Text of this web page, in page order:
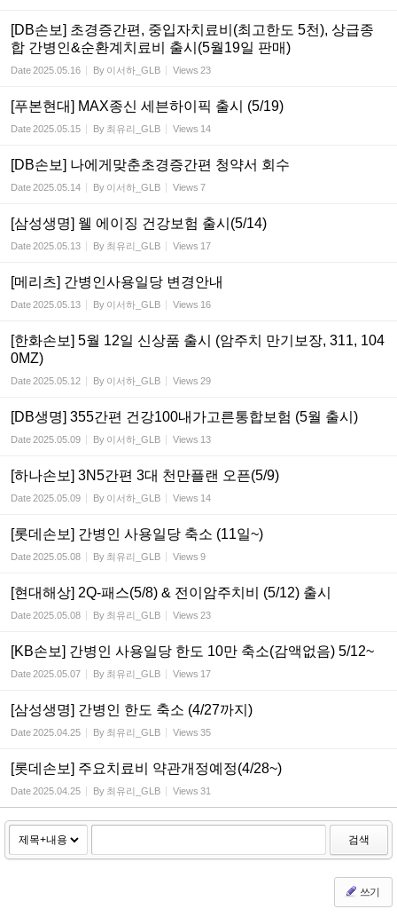
[DB손보] 초경증간편, 중입자치료비(최고한도 5천), 상급종
합 간병인&순환계치료비 출시(5월19일 판매)
Date2025.05.16 By 이서하_GLB Views 23
[푸본현대] MAX종신 세븐하이픽 출시 (5/19)
Date2025.05.15 By 최유리_GLB Views 14
[DB손보] 나에게맞춘초경증간편 청약서 회수
Date2025.05.14 By 이서하_GLB Views 7
[삼성생명] 웰 에이징 건강보험 출시(5/14)
Date2025.05.13 By 최유리_GLB Views 17
[메리츠] 간병인사용일당 변경안내
Date2025.05.13 By 이서하_GLB Views 16
[한화손보] 5월 12일 신상품 출시 (암주치 만기보장, 311, 104
0MZ)
Date2025.05.12 By 이서하_GLB Views 29
[DB생명] 355간편 건강100내가고른통합보험 (5월 출시)
Date2025.05.09 By 이서하_GLB Views 13
[하나손보] 3N5간편 3대 천만플랜 오픈(5/9)
Date2025.05.09 By 이서하_GLB Views 14
[롯데손보] 간병인 사용일당 축소 (11일~)
Date2025.05.08 By 최유리_GLB Views 9
[현대해상] 2Q-패스(5/8) & 전이암주치비 (5/12) 출시
Date2025.05.08 By 최유리_GLB Views 23
[KB손보] 간병인 사용일당 한도 10만 축소(감액없음) 5/12~
Date2025.05.07 By 최유리_GLB Views 17
[삼성생명] 간병인 한도 축소 (4/27까지)
Date2025.04.25 By 최유리_GLB Views 35
[롯데손보] 주요치료비 약관개정예정(4/28~)
Date2025.04.25 By 최유리_GLB Views 31
검색
쓰기